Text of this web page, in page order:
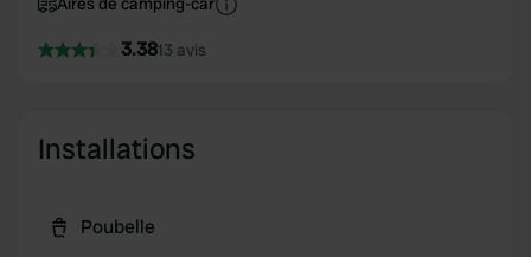
3.3813 avis
Installations
Poubelle